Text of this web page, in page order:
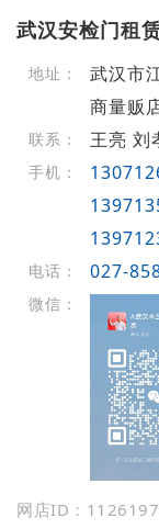
武汉安检门租
地址：
武汉市
商量贩
联系： 王亮 刘
手机：
电话： 027-
微信：
网店ID：